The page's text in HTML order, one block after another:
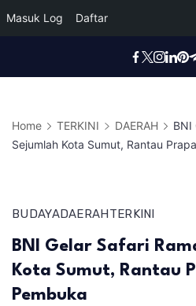
Masuk Log Daftar
Home TERKINI DAERAH
BNI
Sejumlah Kota Sumut, Rantau
BUDAYADAERAHTERKINI
BNI Gelar Safari
Kota Sumut, Rantau
Pembuka